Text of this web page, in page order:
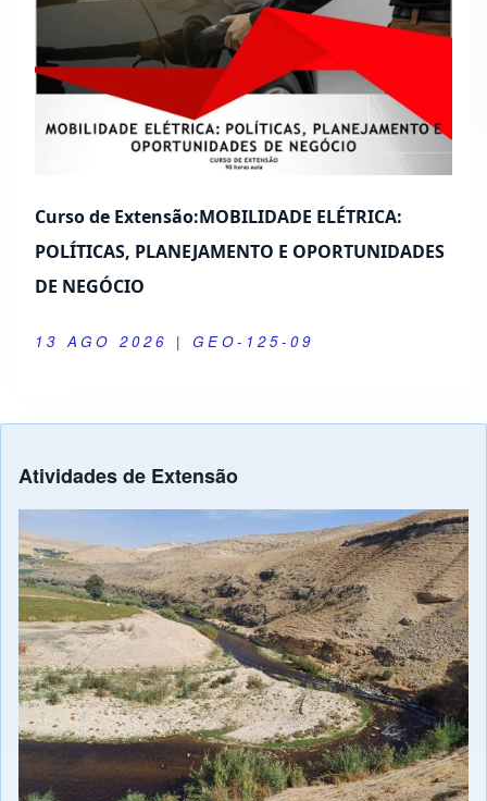
Curso de Extensão:MOBILIDADE ELÉTRICA:
POLÍTICAS, PLANEJAMENTO E OPORTUNIDADES
DE NEGÓCIO
13 AGO 2026 | GEO-125-09
Atividades de Extensão